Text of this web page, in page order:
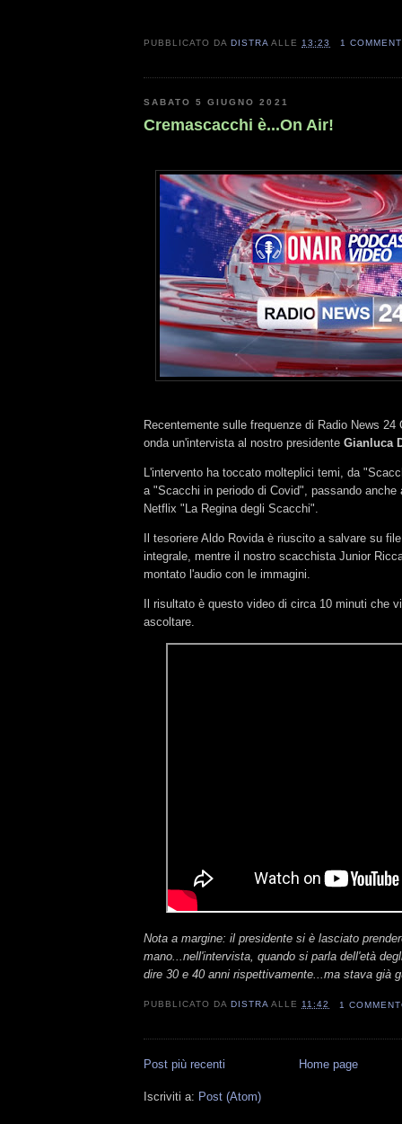
PUBBLICATO DA DISTRA ALLE13:23 1
SABATO 5 GIUGNO 2021
Cremascacchi è...On Air!
Recentemente sulle frequenze di Radio News 24
onda un'intervista al nostro presidente Gianluca
L'intervento ha toccato molteplici temi, da
a "Scacchi in periodo di Covid", passando anche
Netflix "La Regina degli Scacchi".
Il tesoriere Aldo Rovida è riuscito a salvare su
integrale, mentre il nostro scacchista Junior
montato l'audio con le immagini.
Il risultato è questo video di circa 10 minuti che
ascoltare.
Nota a margine: il presidente si è lasciato
mano...nell'intervista, quando si parla dell'età
dire 30 e 40 anni rispettivamente...ma stava già
PUBBLICATO DA DISTRA ALLE11:42 1
Post più recenti Home page
Iscriviti a: Post (Atom)